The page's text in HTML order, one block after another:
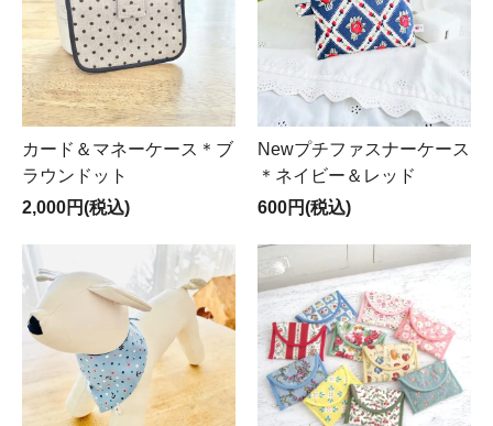
カード＆マネーケース＊ブ
ラウンドット
2,000円(税込)
Newプチファスナーケース
＊ネイビー＆レッド
600円(税込)